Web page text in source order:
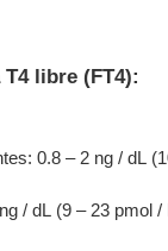
libre (FT4):
0.8 – 2 ng / dL
/ dL (9 – 23 pmol /